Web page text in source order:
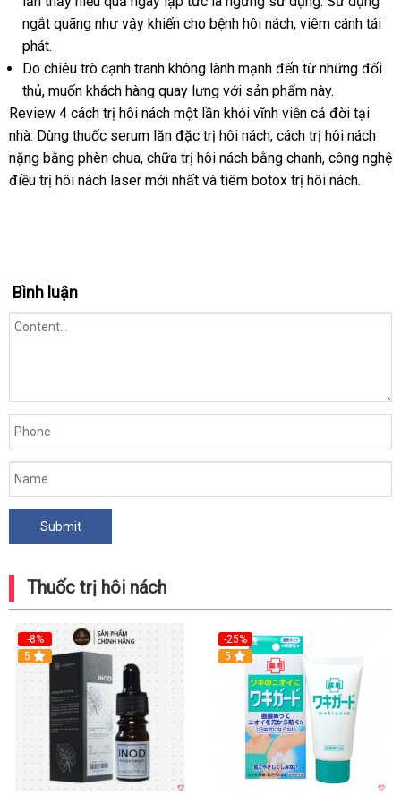
ngắt quãng như vậy khiến cho bệnh hôi nách, viêm cánh tái
phát.
Do chiêu trò cạnh tranh không lành mạnh đến từ những đối
thủ, muốn khách hàng quay lưng với sản phẩm này.
Review 4 cách trị hôi nách một lần khỏi vĩnh viễn cả đời tại
nhà: Dùng thuốc serum lăn đặc trị hôi nách, cách trị hôi nách
nặng bằng phèn chua, chữa trị hôi nách bằng chanh, công nghệ
điều trị hôi nách laser mới nhất và tiêm botox trị hôi nách.
Bình luận
Thuốc trị hôi nách
-8%
5
-25%
5